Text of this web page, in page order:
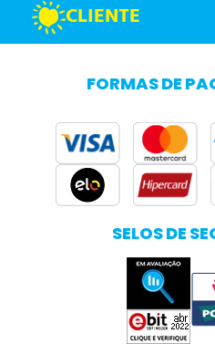
CLIENTE
FORMAS DE
SELOS DE